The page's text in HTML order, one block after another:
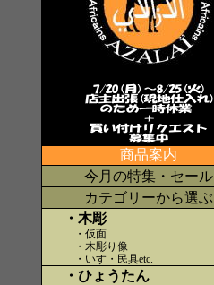
商品案内
今月の特集・セール
カテゴリーから選ぶ
・木彫
・仮面
・木彫り像
・いす・民具etc.
・ひょうたん